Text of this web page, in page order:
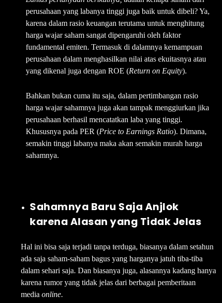
perusahaan yang labanya tinggi juga baik untuk dibeli? Ya,
karena dalam rasio keuangan terutama untuk menghitung
harga wajar saham sangat dipengaruhi oleh faktor
fundamental emiten. Termasuk di dalamnya kemampuan
perusahaan dalam menghasilkan nilai atas ekuitasnya atau
yang dikenal juga dengan ROE (Return on Equity).
Bahkan bukan cuma itu saja, dalam pertimbangan rasio
harga wajar sahamnya juga akan tampak menggiurkan jika
perusahaan berhasil mencatatkan laba yang tinggi.
Khususnya pada PER (Price to Earnings Ratio). Dimana,
semakin tinggi labanya maka akan semakin murah harga
sahamnya.
Sahamnya Baru Saja Anjlok
karena Alasan yang Tidak Jelas
Hal ini bisa saja terjadi tanpa terduga, biasanya dalam setahun
ada saja saham-saham bagus yang harganya jatuh tiba-tiba
dalam sehari saja. Dan biasanya juga, alasannya kadang hanya
karena rumor yang tidak jelas dari berbagai pemberitaan
media online.